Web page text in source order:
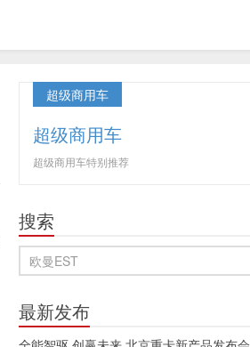
超级商用车
超级商用车
超级商用车特别推荐
搜索
最新发布